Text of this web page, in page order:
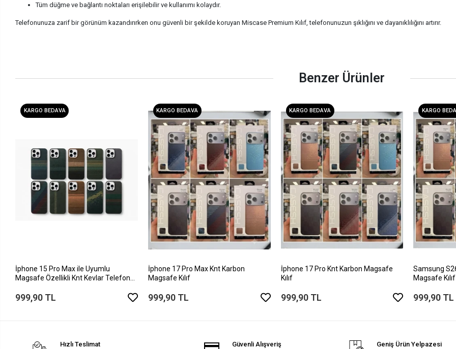
Tüm düğme ve bağlantı noktaları erişilebilir ve kullanımı kolaydır.
Telefonunuza zarif bir görünüm kazandırırken onu güvenli bir şekilde koruyan Miscase Premium Kılıf, telefonunuzun şıklığını ve dayanıklılığını artırır.
Benzer Ürünler
KARGO BEDAVA
İphone 15 Pro Max ile Uyumlu
Magsafe Özellikli Knt Kevlar Telefon
999,90 TL
KARGO BEDAVA
İphone 17 Pro Max Knt Karbon
Magsafe Kılıf
999,90 TL
KARGO BEDAVA
İphone 17 Pro Knt Karbon Magsafe
Kılıf
999,90 TL
KARGO
Samsung
Magsafe Kılıf
999,90 TL
Hızlı Teslimat Güvenli Alışveriş Geniş Ürün Yelpazesi